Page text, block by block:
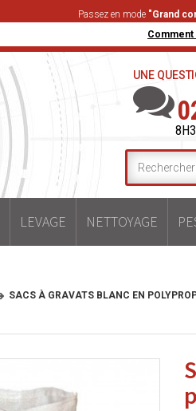
Passez en mode "Grand
Comment
UNE
LEVAGE NETTOYAGE
SACS À GRAVATS BLANC EN